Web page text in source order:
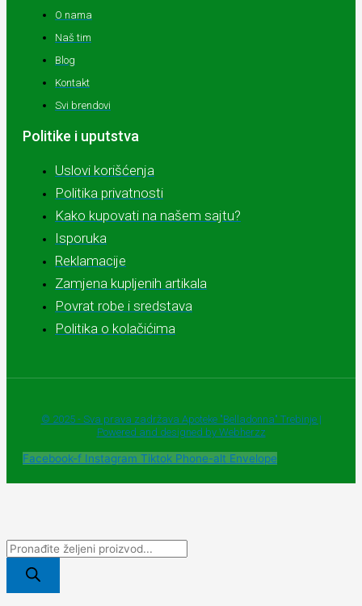
O nama
Naš tim
Blog
Kontakt
Svi brendovi
Politike i uputstva
Uslovi korišćenja
Politika privatnosti
Kako kupovati na našem sajtu?
Isporuka
Reklamacije
Zamjena kupljenih artikala
Povrat robe i sredstava
Politika o kolačićima
© 2025 - Sva prava zadržava Apoteke "Belladonna" Trebinje |
Powered and designed by Webherzz
Facebook-f Instagram Tiktok Phone-alt Envelope